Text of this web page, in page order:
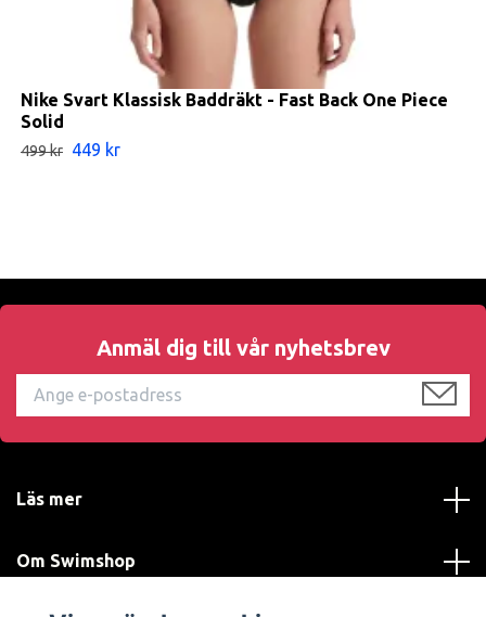
Nike Svart Klassisk Baddräkt - Fast Back One Piece
Solid
499 kr 449 kr
Anmäl dig till vår nyhetsbrev
Läs mer
Om Swimshop